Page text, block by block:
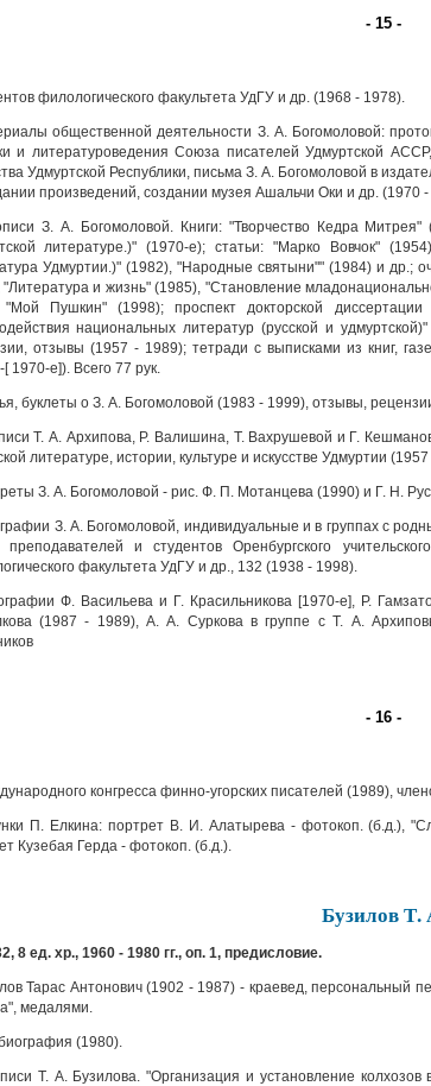
- 15 -
филологического факультета УдГУ и др. (1968 - 1978).
общественной деятельности З. А. Богомоловой:
и литературоведения Союза писателей Удмуртской
Удмуртской Республики, письма З. А. Богомоловой в
произведений, создании музея Ашальчи Оки и др. (1970 -
З. А. Богомоловой. Книги: "Творчество Кедра
литературе.)" (1970-е); статьи: "Марко Вовчок"
Удмуртии.)" (1982), "Народные святыни"" (1984) и др.;
"Литература и жизнь" (1985), "Становление
Пушкин" (1998); проспект докторской
национальных литератур (русской и
отзывы (1957 - 1989); тетради с выписками из книг,
1970-е]). Всего 77 рук.
буклеты о З. А. Богомоловой (1983 - 1999), отзывы,
Т. А. Архипова, Р. Валишина, Т. Вахрушевой и Г.
литературе, истории, культуре и искусстве Удмуртии
З. А. Богомоловой - рис. Ф. П. Мотанцева (1990) и Г. Н.
З. А. Богомоловой, индивидуальные и в группах с
преподавателей и студентов Оренбургского
факультета УдГУ и др., 132 (1938 - 1998).
Ф. Васильева и Г. Красильникова [1970-е], Р.
(1987 - 1989), А. А. Суркова в группе с Т. А.
- 16 -
конгресса финно-угорских писателей (1989),
П. Елкина: портрет В. И. Алатырева - фотокоп. (б.д.),
Кузебая Герда - фотокоп. (б.д.).
Бузилов Т.
8 ед. хр., 1960 - 1980 гг., оп. 1, предисловие.
Тарас Антонович (1902 - 1987) - краевед, персональный
медалями.
(1980).
Т. А. Бузилова. "Организация и установление